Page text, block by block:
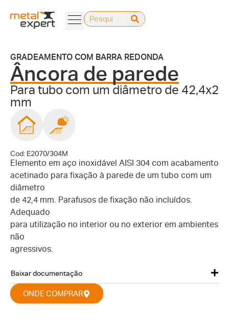
GRADEAMENTO COM BARRA REDONDA
Âncora de parede
Para tubo com um diâmetro de 42,4x2
mm
Cod: E2070/304M
Elemento em aço inoxidável AISI 304 com acabamento
acetinado para fixação à parede de um tubo com um
diâmetro
de 42,4 mm. Parafusos de fixação não incluídos.
Adequado
para utilização no interior ou no exterior em ambientes
não
agressivos.
Baixar documentação
ONDE COMPRAR